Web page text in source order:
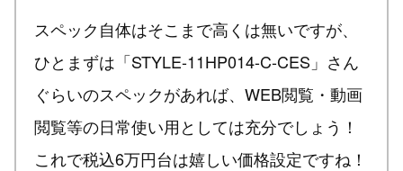
スペック自体はそこまで高くは無いですが、
ひとまずは「STYLE-11HP014-C-CES」さん
ぐらいのスペックがあれば、WEB閲覧・動画
閲覧等の日常使い用としては充分でしょう！
これで税込6万円台は嬉しい価格設定ですね！